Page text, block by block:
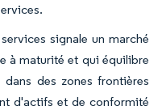
signale un marché
à maturité et qui équilibre
des zones frontières
d'actifs et de conformité